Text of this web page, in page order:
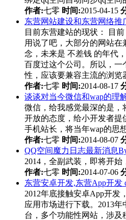
作者:七零 时间:2015-04-15
东营网站建设和东营网络推
目前东营建站的现状： 目
用说了吧，大部分的网站
念，未来是 不差钱 的年代
百度过这个公司。所以，一
性，应该要兼容主流的浏览
作者:七零 时间:2014-08-17
谈谈对当今微信和wap的理
微信，给我感觉最深的是，
开放的态度，给小开发者提
手机站长，将当年wap的思
作者:七零 时间:2014-08-07
QQ空间魔力日志最新消息
2014，全副武装，即将开
作者:七零 时间:2014-07-06
东营安卓开发,东营App开发
2012年底接触安卓App开发
应用市场进行下载。2013
台，多个功能性网站，涉及